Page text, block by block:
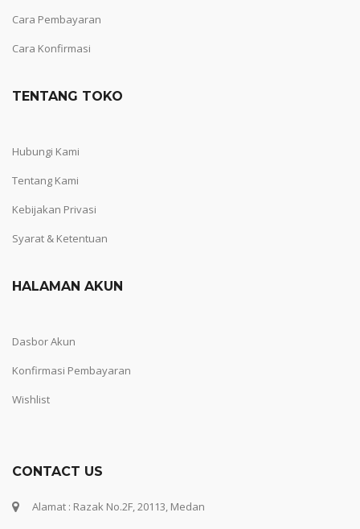
Cara Pembayaran
Cara Konfirmasi
TENTANG TOKO
Hubungi Kami
Tentang Kami
Kebijakan Privasi
Syarat & Ketentuan
HALAMAN AKUN
Dasbor Akun
Konfirmasi Pembayaran
Wishlist
CONTACT US
Alamat : Razak No.2F, 20113, Medan